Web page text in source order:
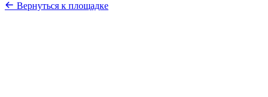
Вернуться к площадке